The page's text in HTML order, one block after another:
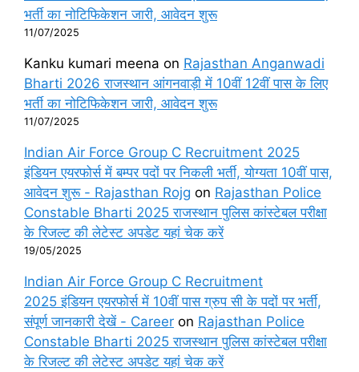
भर्ती का नोटिफिकेशन जारी, आवेदन शुरू
11/07/2025
Kanku kumari meena on Rajasthan Anganwadi
Bharti 2026 राजस्थान आंगनवाड़ी में 10वीं 12वीं पास के लिए
भर्ती का नोटिफिकेशन जारी, आवेदन शुरू
11/07/2025
Indian Air Force Group C Recruitment 2025
इंडियन एयरफोर्स में बम्पर पदों पर निकली भर्ती, योग्यता 10वीं पास,
आवेदन शुरू - Rajasthan Rojg on Rajasthan Police
Constable Bharti 2025 राजस्थान पुलिस कांस्टेबल परीक्षा
के रिजल्ट की लेटेस्ट अपडेट यहां चेक करें
19/05/2025
Indian Air Force Group C Recruitment
2025 इंडियन एयरफोर्स में 10वीं पास ग्रुप सी के पदों पर भर्ती,
संपूर्ण जानकारी देखें - Career on Rajasthan Police
Constable Bharti 2025 राजस्थान पुलिस कांस्टेबल परीक्षा
के रिजल्ट की लेटेस्ट अपडेट यहां चेक करें